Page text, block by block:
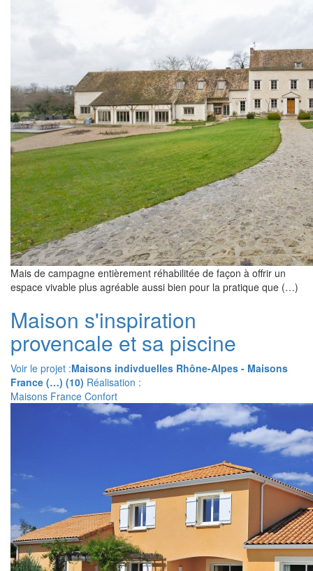
Mais de campagne entièrement réhabilitée de façon à offrir un
espace vivable plus agréable aussi bien pour la pratique que (…)
Maison s'inspiration
provencale et sa piscine
Voir le projet :Maisons indivduelles Rhône-Alpes - Maisons
France (…) (10) Réalisation :
Maisons France Confort